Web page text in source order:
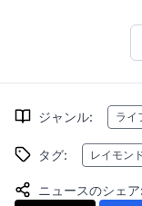
ジャンル: ライ
タグ: レイモン
ニュースのシェア: